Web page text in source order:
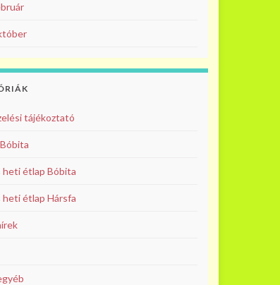
tájékoztató
heti étlap Bóbita
étlap Hársfa